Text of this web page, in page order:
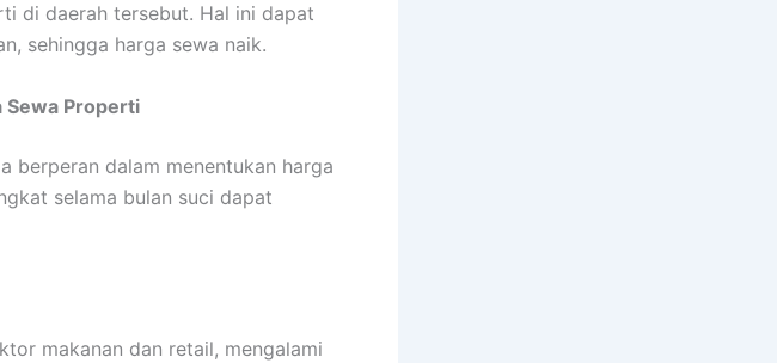
di daerah tersebut. Hal ini dapat
sehingga harga sewa naik.
Sewa Properti
berperan dalam menentukan harga
selama bulan suci dapat
makanan dan retail, mengalami